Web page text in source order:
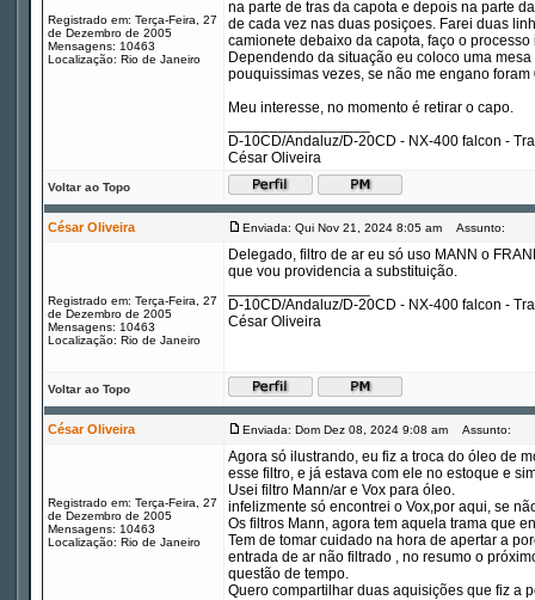
Registrado em: Terça-Feira, 27
de Dezembro de 2005
Mensagens: 10463
Localização: Rio de Janeiro
na parte de tras da capota e depois na parte
de cada vez nas duas posiçoes. Farei duas
camionete debaixo da capota, faço o
Dependendo da situação eu coloco uma
pouquissimas vezes, se não me engano
Meu interesse, no momento é retirar o capo.
D-10CD/Andaluz/D-20CD - NX-400 falcon -
César Oliveira
Voltar ao Topo
César Oliveira Enviada: Qui Nov 21, 2024 8:05 am Assunto:
Registrado em: Terça-Feira, 27
de Dezembro de 2005
Mensagens: 10463
Localização: Rio de Janeiro
Delegado, filtro de ar eu só uso MANN o
que vou providencia a substituição.
D-10CD/Andaluz/D-20CD - NX-400 falcon -
César Oliveira
Voltar ao Topo
César Oliveira Enviada: Dom Dez 08, 2024 9:08 am Assunto:
Registrado em: Terça-Feira, 27
de Dezembro de 2005
Mensagens: 10463
Localização: Rio de Janeiro
Agora só ilustrando, eu fiz a troca do óleo de
esse filtro, e já estava com ele no estoque e
Usei filtro Mann/ar e Vox para óleo.
infelizmente só encontrei o Vox,por aqui, se
Os filtros Mann, agora tem aquela trama que
Tem de tomar cuidado na hora de apertar a
entrada de ar não filtrado , no resumo o
questão de tempo.
Quero compartilhar duas aquisições que fiz a